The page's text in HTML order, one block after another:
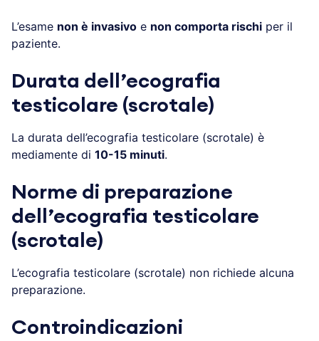
L’esame non è invasivo e non comporta rischi per il
paziente.
Durata dell’ecografia
testicolare (scrotale)
La durata dell’ecografia testicolare (scrotale) è
mediamente di 10-15 minuti.
Norme di preparazione
dell’ecografia testicolare
(scrotale)
L’ecografia testicolare (scrotale) non richiede alcuna
preparazione.
Controindicazioni